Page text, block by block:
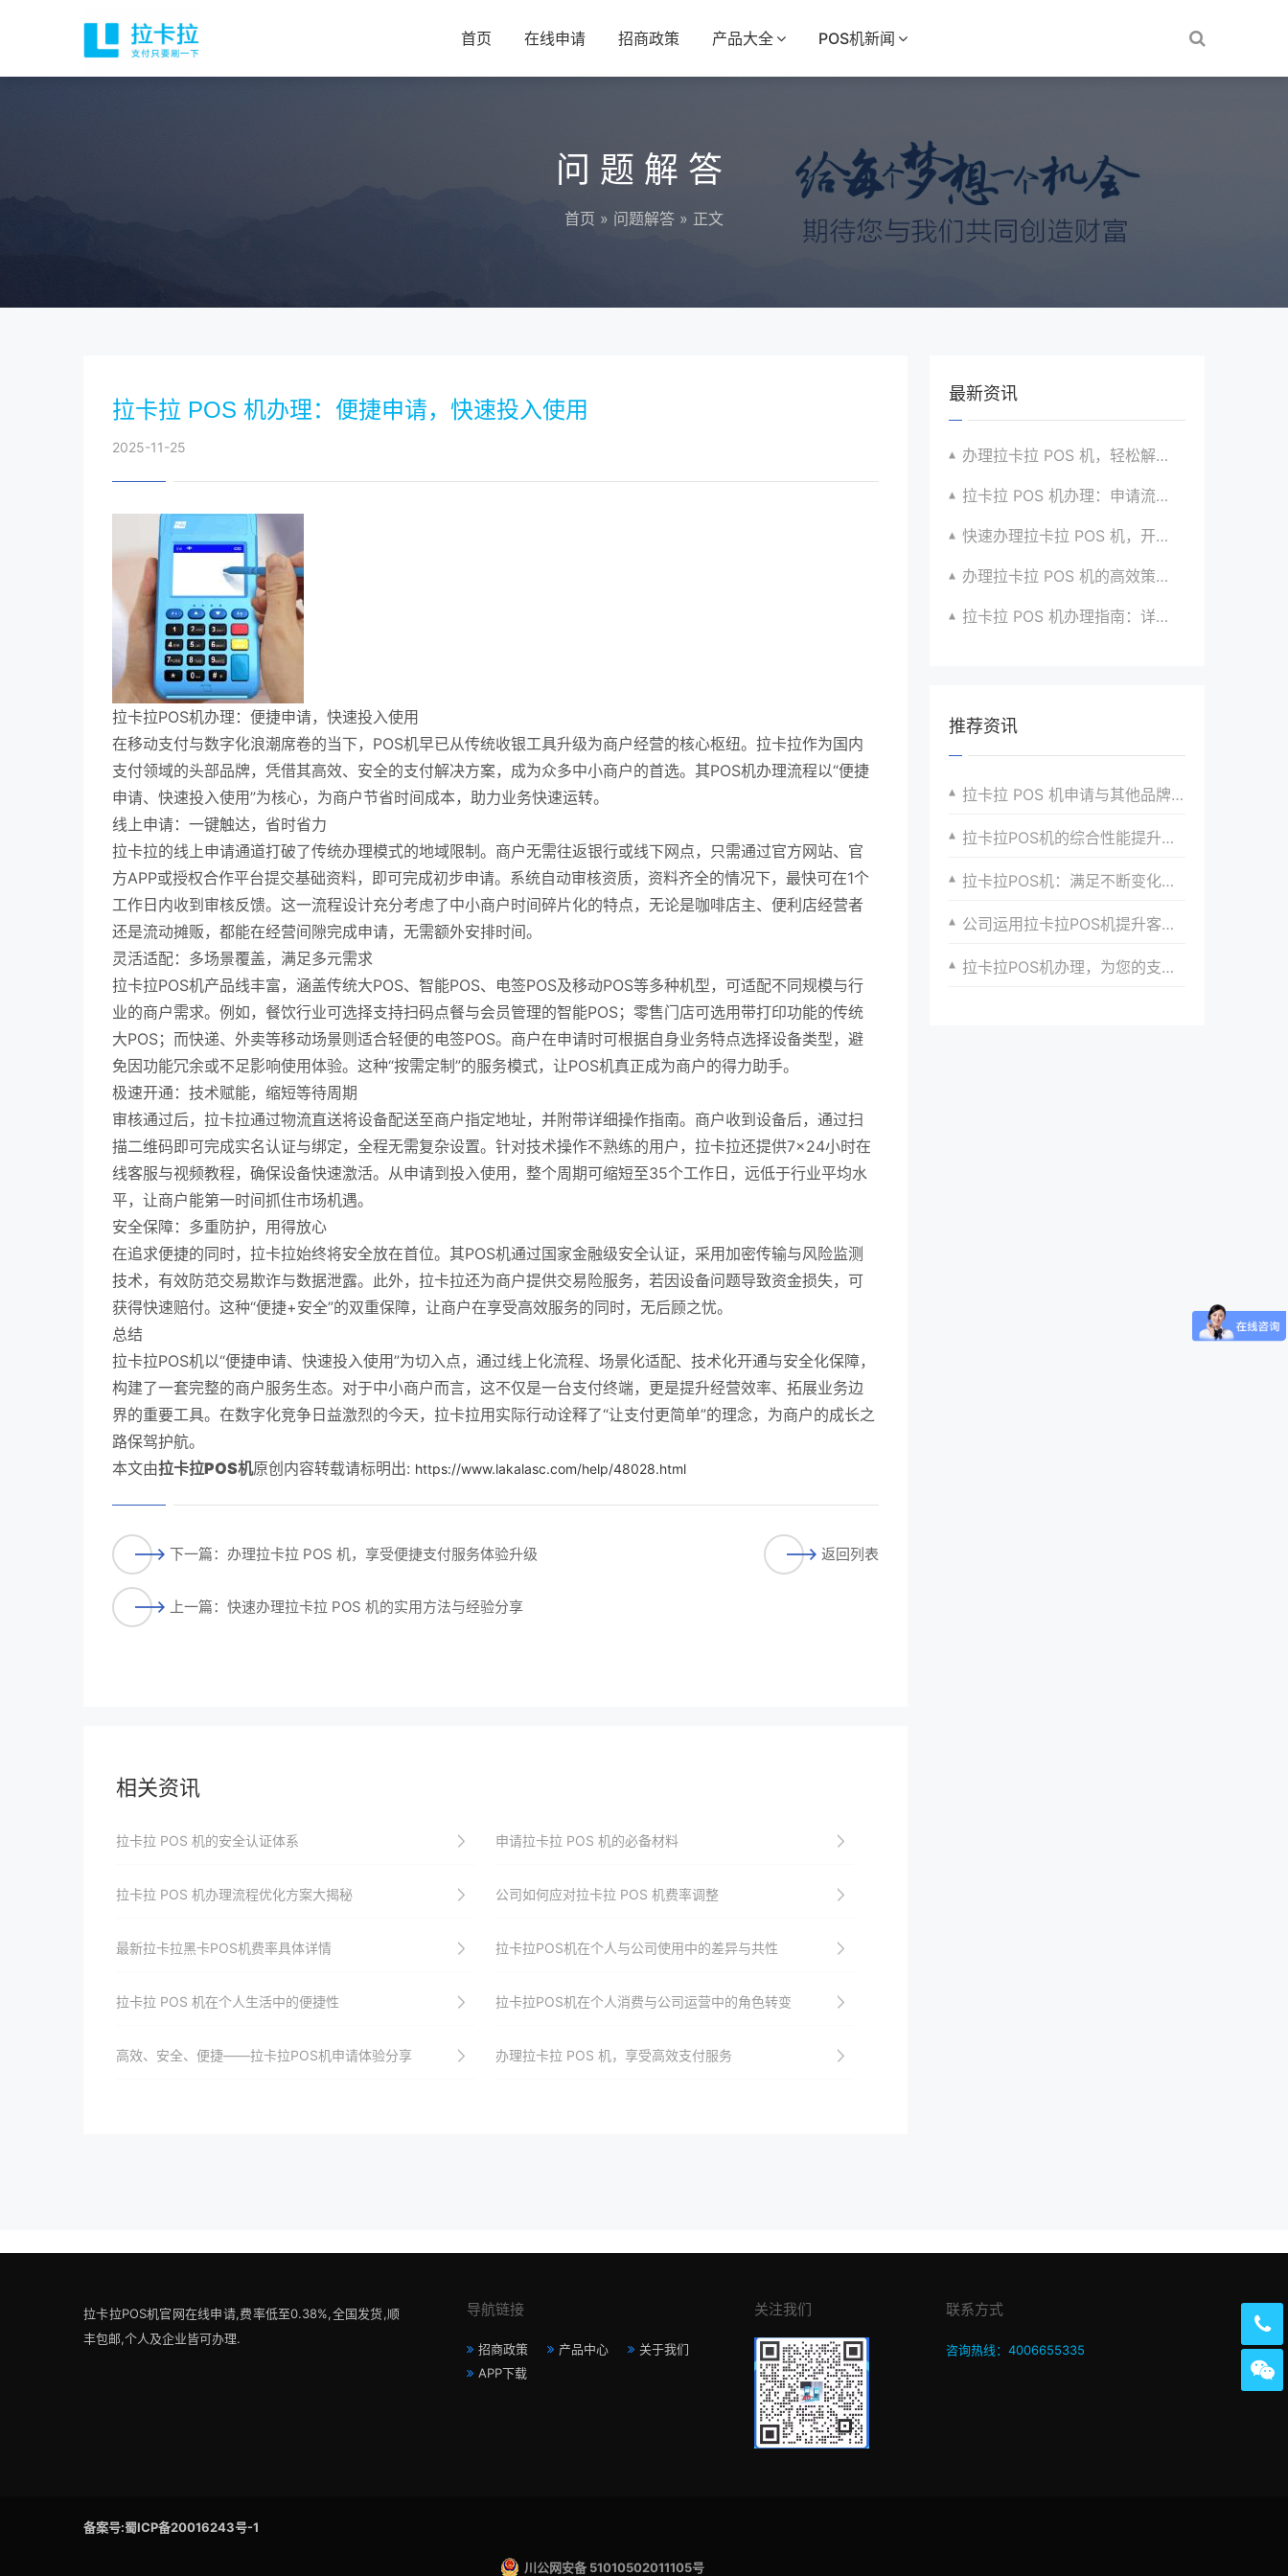
首页 在线申请 招商政策 产品大全 POS机新闻
问题解答
首页 » 问题解答 » 正文
拉卡拉 POS 机办理：便捷申请，快速投入使用
2025-11-25
拉卡拉POS机办理：便捷申请，快速投入使用
在移动支付与数字化浪潮席卷的当下，POS机早已从传统收银工具升级为商户经营的核心枢纽。拉卡拉作为国内
支付领域的头部品牌，凭借其高效、安全的支付解决方案，成为众多中小商户的首选。其POS机办理流程以“便捷
申请、快速投入使用”为核心，为商户节省时间成本，助力业务快速运转。
线上申请：一键触达，省时省力
拉卡拉的线上申请通道打破了传统办理模式的地域限制。商户无需往返银行或线下网点，只需通过官方网站、官
方APP或授权合作平台提交基础资料，即可完成初步申请。系统自动审核资质，资料齐全的情况下，最快可在1个
工作日内收到审核反馈。这一流程设计充分考虑了中小商户时间碎片化的特点，无论是咖啡店主、便利店经营者
还是流动摊贩，都能在经营间隙完成申请，无需额外安排时间。
灵活适配：多场景覆盖，满足多元需求
拉卡拉POS机产品线丰富，涵盖传统大POS、智能POS、电签POS及移动POS等多种机型，可适配不同规模与行
业的商户需求。例如，餐饮行业可选择支持扫码点餐与会员管理的智能POS；零售门店可选用带打印功能的传统
大POS；而快递、外卖等移动场景则适合轻便的电签POS。商户在申请时可根据自身业务特点选择设备类型，避
免因功能冗余或不足影响使用体验。这种“按需定制”的服务模式，让POS机真正成为商户的得力助手。
极速开通：技术赋能，缩短等待周期
审核通过后，拉卡拉通过物流直送将设备配送至商户指定地址，并附带详细操作指南。商户收到设备后，通过扫
描二维码即可完成实名认证与绑定，全程无需复杂设置。针对技术操作不熟练的用户，拉卡拉还提供7×24小时在
线客服与视频教程，确保设备快速激活。从申请到投入使用，整个周期可缩短至35个工作日，远低于行业平均水
平，让商户能第一时间抓住市场机遇。
安全保障：多重防护，用得放心
在追求便捷的同时，拉卡拉始终将安全放在首位。其POS机通过国家金融级安全认证，采用加密传输与风险监测
技术，有效防范交易欺诈与数据泄露。此外，拉卡拉还为商户提供交易险服务，若因设备问题导致资金损失，可
获得快速赔付。这种“便捷+安全”的双重保障，让商户在享受高效服务的同时，无后顾之忧。
总结
拉卡拉POS机以“便捷申请、快速投入使用”为切入点，通过线上化流程、场景化适配、技术化开通与安全化保障，
构建了一套完整的商户服务生态。对于中小商户而言，这不仅是一台支付终端，更是提升经营效率、拓展业务边
界的重要工具。在数字化竞争日益激烈的今天，拉卡拉用实际行动诠释了“让支付更简单”的理念，为商户的成长之
路保驾护航。
本文由拉卡拉POS机原创内容转载请标明出: https://www.lakalasc.com/help/48028.html
下一篇：办理拉卡拉 POS 机，享受便捷支付服务体验升级
上一篇：快速办理拉卡拉 POS 机的实用方法与经验分享
返回列表
相关资讯
拉卡拉 POS 机的安全认证体系 申请拉卡拉 POS 机的必备材料
拉卡拉 POS 机办理流程优化方案大揭秘 公司如何应对拉卡拉 POS 机费率调整
最新拉卡拉黑卡POS机费率具体详情 拉卡拉POS机在个人与公司使用中的差异与共性
拉卡拉 POS 机在个人生活中的便捷性 拉卡拉POS机在个人消费与公司运营中的角色转变
高效、安全、便捷——拉卡拉POS机申请体验分享 办理拉卡拉 POS 机，享受高效支付服务
最新资讯
办理拉卡拉 POS 机，轻松解决收款难题的办法
拉卡拉 POS 机办理：申请流程简化版来袭
快速办理拉卡拉 POS 机，开启便捷收款之旅啦
办理拉卡拉 POS 机的高效策略与方法全分享
拉卡拉 POS 机办理指南：详细流程与注意事项汇总
推荐资讯
拉卡拉 POS 机申请与其他品牌的比较
拉卡拉POS机的综合性能提升对用户体验的影响
拉卡拉POS机：满足不断变化的支付需求
公司运用拉卡拉POS机提升客户支付体验的实践与创新
拉卡拉POS机办理，为您的支付带来安全保障
拉卡拉POS机官网在线申请,费率低至0.38%,全国发货,顺
丰包邮,个人及企业皆可办理.
导航链接
招商政策 产品中心
关于我们
APP下载
关注我们 联系方式
咨询热线：4006655335
备案号:蜀ICP备20016243号-1
川公网安备 51010502011105号